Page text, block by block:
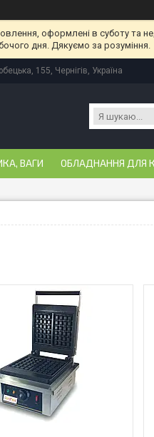
оформлені в суботу та
дня. Дякуємо за розуміння.
155, Чернігів, Україна
ВАГИ ОБЛАДНАННЯ ДЛЯ